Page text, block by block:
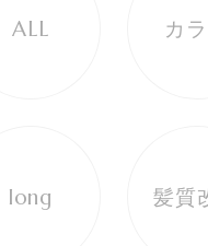
ALL カ
long 髪質